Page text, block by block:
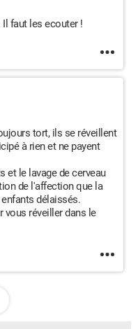
faut les ecouter !
tort, ils se réveillent
à rien et ne payent
et le lavage de cerveau
de l'affection que la
délaissés.
vous réveiller dans le